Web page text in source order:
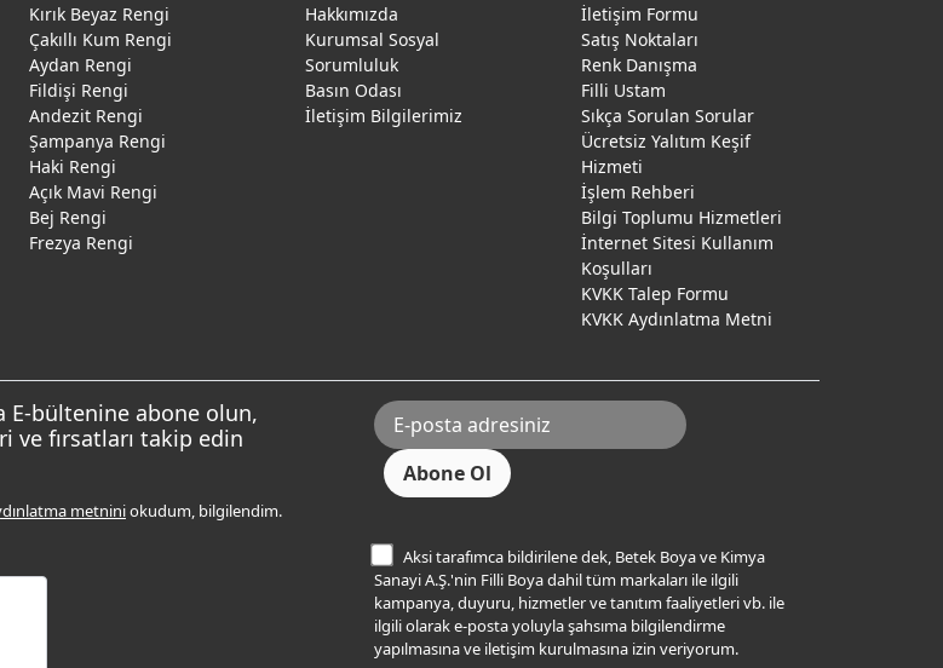
Kırık Beyaz Rengi
Çakıllı Kum Rengi
Aydan Rengi
Fildişi Rengi
Andezit Rengi
Şampanya Rengi
Haki Rengi
Açık Mavi Rengi
Bej Rengi
Frezya Rengi
Hakkımızda
Kurumsal Sosyal
Sorumluluk
Basın Odası
İletişim Bilgilerimiz
İletişim Formu
Satış Noktaları
Renk Danışma
Filli Ustam
Sıkça Sorulan Sorular
Ücretsiz Yalıtım Keşif
Hizmeti
İşlem Rehberi
Bilgi Toplumu Hizmetleri
İnternet Sitesi Kullanım
Koşulları
KVKK Talep Formu
KVKK Aydınlatma Metni
E-bültenine abone olun,
ve fırsatları takip edin
metniniokudum, bilgilendim.
Aksi tarafımca bildirilene dek, Betek Boya ve Kimya
Sanayi A.Ş.'nin Filli Boya dahil tüm markaları ile ilgili
kampanya, duyuru, hizmetler ve tanıtım faaliyetleri vb. ile
ilgili olarak e-posta yoluyla şahsıma bilgilendirme
yapılmasına ve iletişim kurulmasına izin veriyorum.